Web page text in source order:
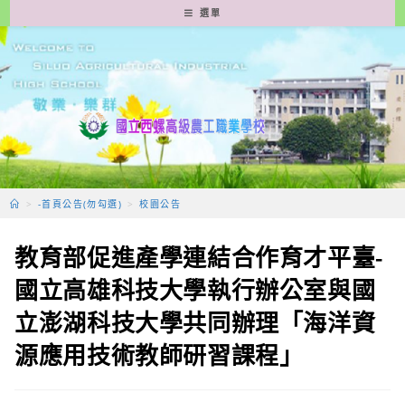
轉
至
要
容
選單
> -首頁公告(勿勾選) > 校園公告
教育部促進產學連結合作育才平臺-
國立高雄科技大學執行辦公室與國
立澎湖科技大學共同辦理「海洋資
源應用技術教師研習課程」